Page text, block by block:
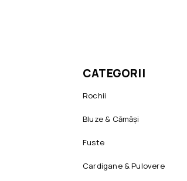
CATEGORII
Rochii
Bluze & Cămăși
Fuste
Cardigane & Pulovere